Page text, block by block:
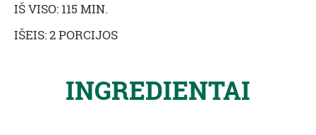
IŠ VISO: 115 MIN.
IŠEIS: 2 PORCIJOS
INGREDIENTAI